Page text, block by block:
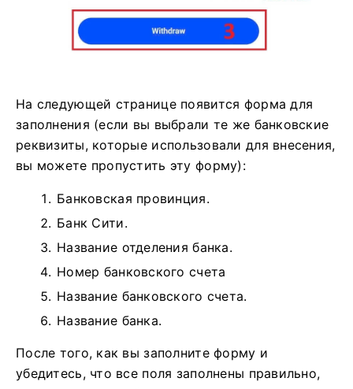
На следующей странице появится форма для
заполнения (если вы выбрали те же банковские
реквизиты, которые использовали для внесения,
вы можете пропустить эту форму):
Банковская провинция.
Банк Сити.
Название отделения банка.
Номер банковского счета